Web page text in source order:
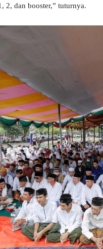
2, dan booster,” tuturnya.